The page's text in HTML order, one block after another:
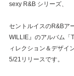
sexy R&B シリーズ、
セントルイスのR&Bア
WILLIE』のアルバム「
ィレクション＆デザイ
5/21リリースです。